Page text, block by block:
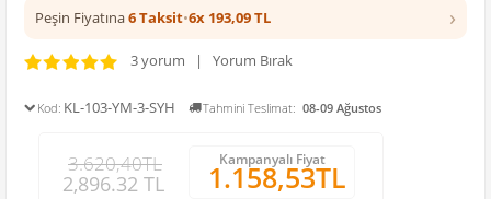
Peşin Fiyatına6 Taksit•6x 193,09 TL ›
3 yorum | Yorum Bırak
Kod: KL-103-YM-3-SYH Tahmini Teslimat: 08-09 Ağustos
3.620,40TL
2,896.32 TL
Kampanyalı Fiyat
1.158,53TL